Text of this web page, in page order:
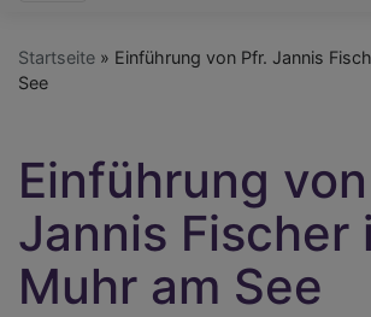
Startseite
Einführung von Pfr. Jannis
See
Einführung
Jannis Fischer
Muhr am See